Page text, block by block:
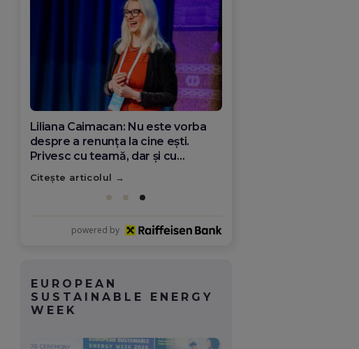
Diana Olar, românca de la Google
care demonstrează că diaspora
poate schimba România
Citește articolul
powered by
EUROPEAN
SUSTAINABLE ENERGY
WEEK